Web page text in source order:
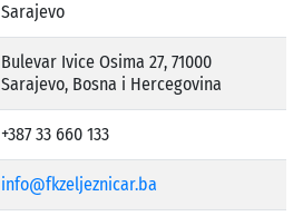
Sarajevo
Bulevar Ivice Osima 27, 71000
Sarajevo, Bosna i Hercegovina
+387 33 660 133
info@fkzeljeznicar.ba